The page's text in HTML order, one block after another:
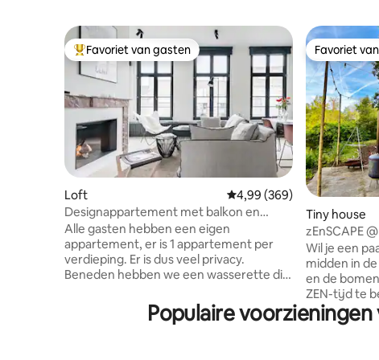
Topfavoriet van gasten
Favoriet van gasten
Loft Gemiddelde beoordeling
4,99 (369)
Designappartement met balkon en
uitzicht over de Gentse torens
Alle gasten hebben een eigen
appartement, er is 1 appartement per
verdieping. Er is dus veel privacy.
Beneden hebben we een wasserette die
chocolade-atelier, waar je altijd welkom
Favoriet
Favoriet
Tiny house
zEnSCAPE
het Bos
Wil je een
midden in
en de
ZEN-tijd te
bos. Maak een zEnSCAPE voor een paar
dagen... En
Populaire